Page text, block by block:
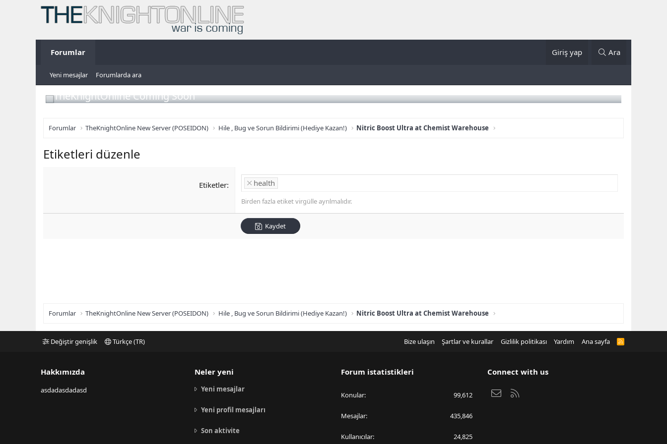
Forumlar Giriş yap Ara
Yeni mesajlar Forumlarda ara
TheKnightOnline Coming Soon
Forumlar TheKnightOnline New Server (POSEIDON) Hile , Bug ve Sorun Bildirimi (Hediye Kazan!) Nitric Boost Ultra at Chemist Warehouse
Etiketleri düzenle
Etiketler health
Birden fazla etiket virgülle ayrılmalıdır.
Kaydet
Forumlar TheKnightOnline New Server (POSEIDON) Hile , Bug ve Sorun Bildirimi (Hediye Kazan!) Nitric Boost Ultra at Chemist Warehouse
Değiştir genişlik Türkçe (TR) Bize ulaşın Şartlar ve kurallar Gizlilik politikası Yardım Ana sayfa
R
Hakkımızda
asdadasdadasd
Neler yeni
Yeni mesajlar
Yeni profil mesajları
Son aktivite
Forum istatistikleri
Konular 99,612
Mesajlar 435,846
Kullanıcılar 24,825
Connect with us
Bize ulaşın